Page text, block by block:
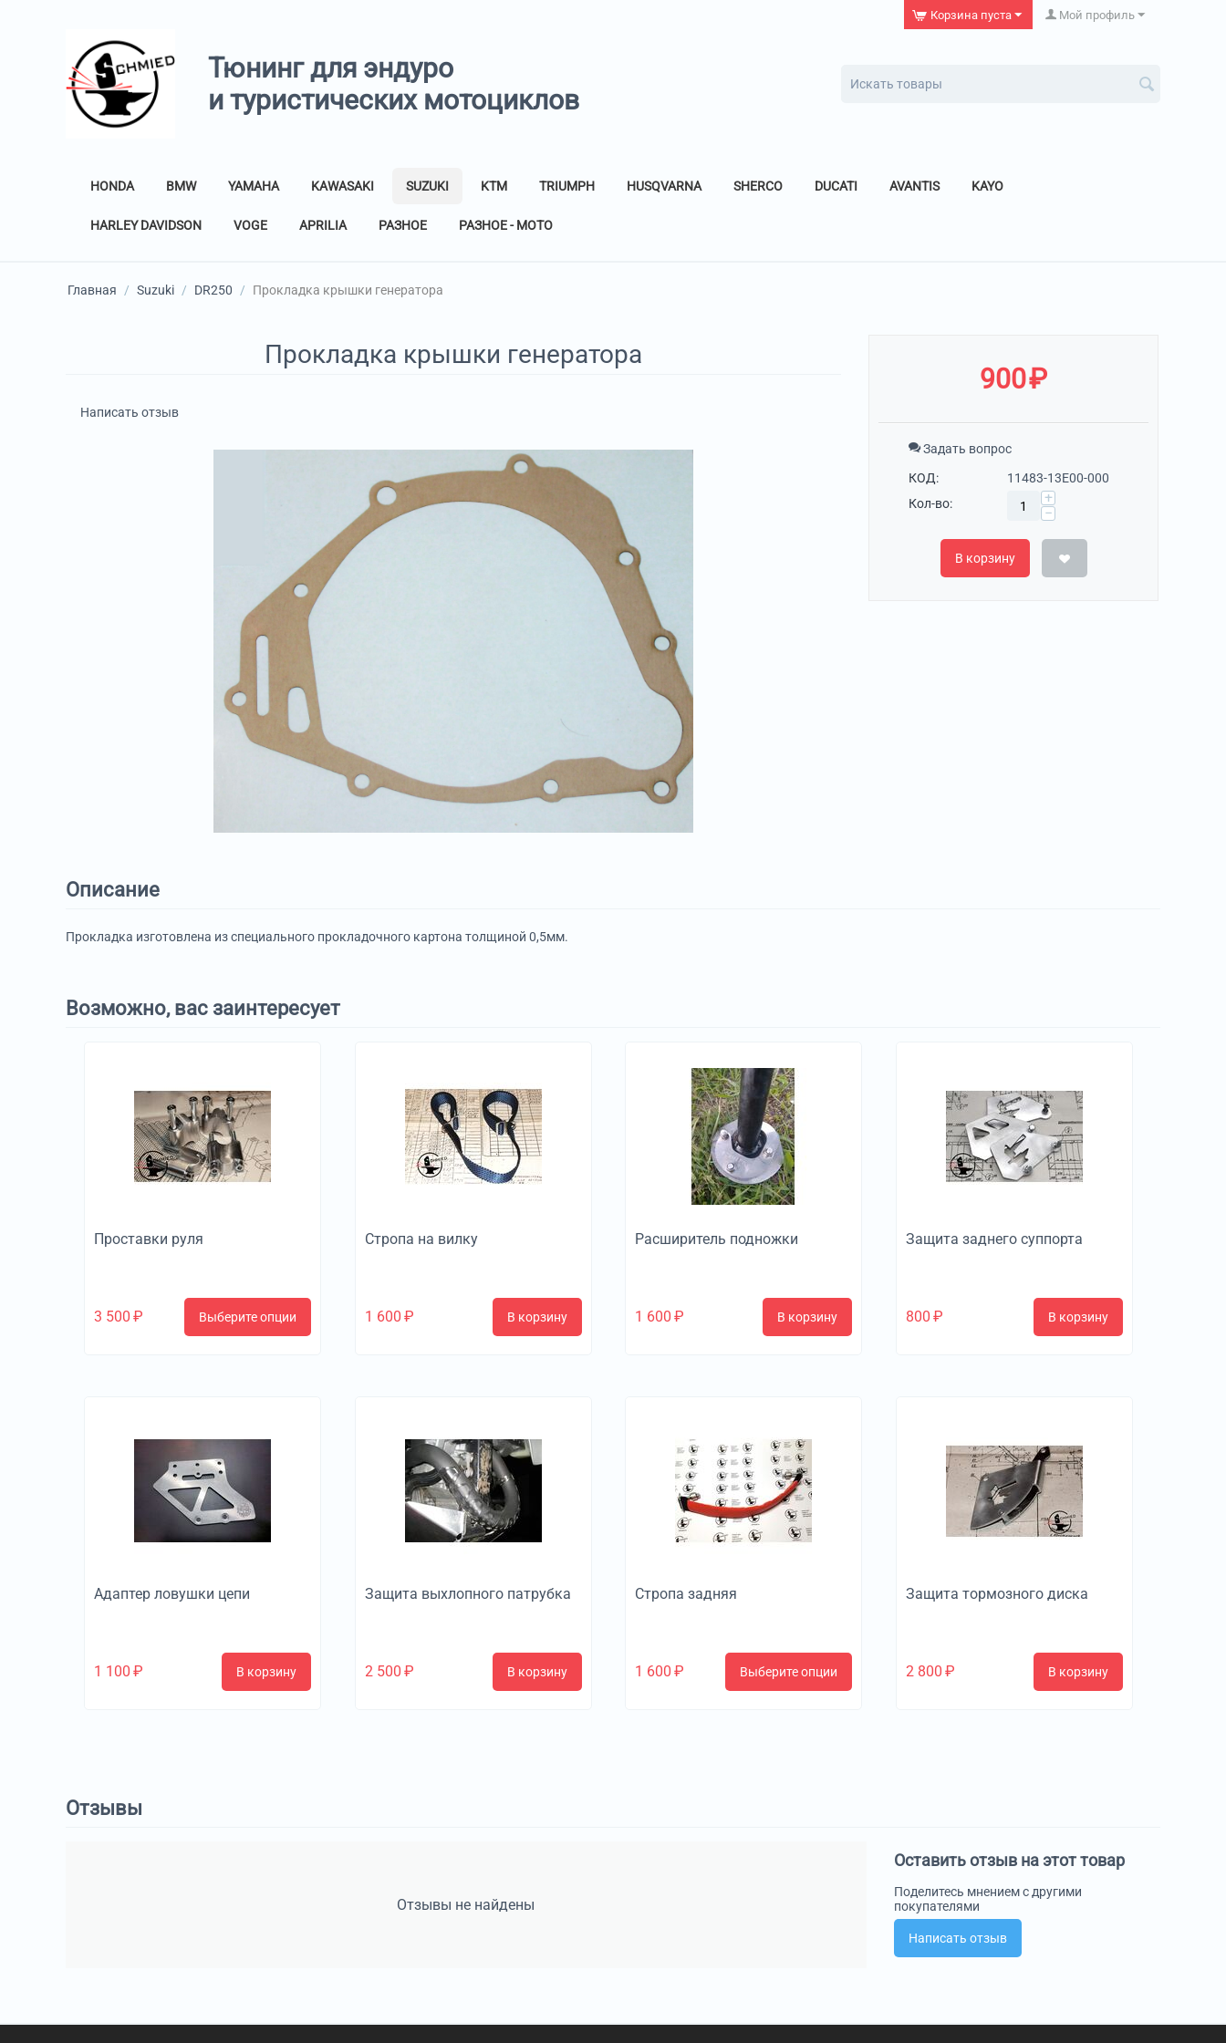
Мой профиль
Корзина пуста
Тюнинг для эндуро
и туристических мотоциклов
HONDA BMW YAMAHA KAWASAKI SUZUKI KTM TRIUMPH HUSQVARNA SHERCO DUCATI AVANTIS KAYO
HARLEY DAVIDSON VOGE APRILIA РАЗНОЕ РАЗНОЕ - МОТО
Главная / Suzuki / DR250 / Прокладка крышки генератора
Прокладка крышки генератора
Написать отзыв
900₽
Задать вопрос
КОД:
11483-13E00-000
Кол-во:
+
−
В корзину
Описание
Прокладка изготовлена из специального прокладочного картона толщиной 0,5мм.
Возможно, вас заинтересует
Проставки руля
3 500 ₽ Выберите опции
Стропа на вилку
1 600 ₽ В корзину
Расширитель подножки
1 600 ₽ В корзину
Защита заднего суппорта
800 ₽ В корзину
Адаптер ловушки цепи
1 100 ₽ В корзину
Защита выхлопного патрубка
2 500 ₽ В корзину
Стропа задняя
1 600 ₽ Выберите опции
Защита тормозного диска
2 800 ₽ В корзину
Отзывы
Отзывы не найдены
Оставить отзыв на этот товар
Поделитесь мнением с другими
покупателями
Написать отзыв